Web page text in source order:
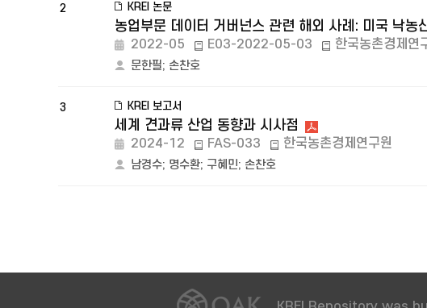
2 KREI 논문
농업부문 데이터 거버넌스 관련 해외 사례: 미국 낙농
2022-05 E03-2022-05-03 한국농촌경제연
문한필; 손찬호
3 KREI 보고서
세계 견과류 산업 동향과 시사점
2024-12 FAS-033 한국농촌경제연구원
남경수; 명수환; 구혜민; 손찬호